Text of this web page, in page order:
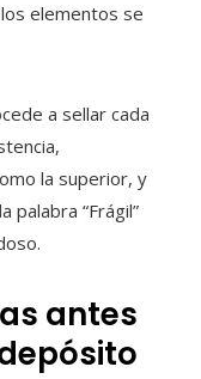
elementos se
a sellar cada
la superior, y
palabra “Frágil”
antes